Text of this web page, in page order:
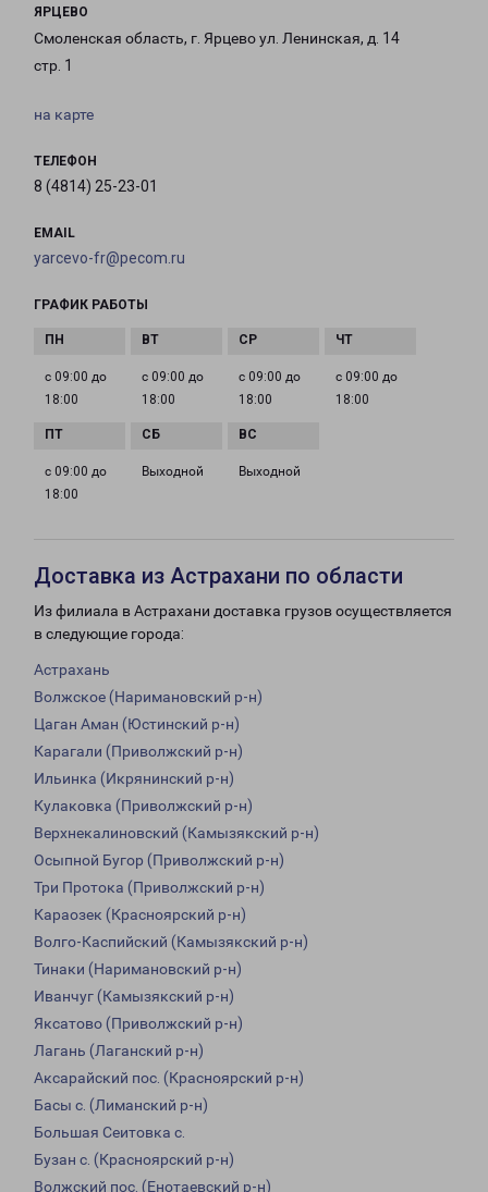
ЯРЦЕВО
Смоленская область, г. Ярцево ул. Ленинская, д. 14
стр. 1
на карте
ТЕЛЕФОН
8 (4814) 25-23-01
EMAIL
yarcevo-fr@pecom.ru
ГРАФИК РАБОТЫ
с 09:00 до
18:00
с 09:00 до
18:00
с 09:00 до
18:00
с 09:00 до
18:00
с 09:00 до
18:00
Выходной Выходной
Доставка из Астрахани по области
Из филиала в Астрахани доставка грузов осуществляется
в следующие города:
Астрахань
Волжское (Наримановский р-н)
Цаган Аман (Юстинский р-н)
Карагали (Приволжский р-н)
Ильинка (Икрянинский р-н)
Кулаковка (Приволжский р-н)
Верхнекалиновский (Камызякский р-н)
Осыпной Бугор (Приволжский р-н)
Три Протока (Приволжский р-н)
Караозек (Красноярский р-н)
Волго-Каспийский (Камызякский р-н)
Тинаки (Наримановский р-н)
Иванчуг (Камызякский р-н)
Яксатово (Приволжский р-н)
Лагань (Лаганский р-н)
Аксарайский пос. (Красноярский р-н)
Басы с. (Лиманский р-н)
Большая Сеитовка с.
Бузан с. (Красноярский р-н)
Волжский пос. (Енотаевский р-н)